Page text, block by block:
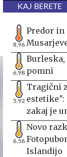
KAJ BERETE
8,96
Predor in
6,98
Burleska,
pomni
5,92
Tragični
estetike":
zakaj je
6,56
Novo
Islandijo